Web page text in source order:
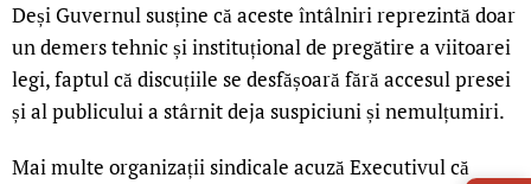
Deși Guvernul susține că aceste întâlniri reprezintă doar
un demers tehnic și instituțional de pregătire a viitoarei
legi, faptul că discuțiile se desfășoară fără accesul presei
și al publicului a stârnit deja suspiciuni și nemulțumiri.
Mai multe organizații sindicale acuză Executivul că